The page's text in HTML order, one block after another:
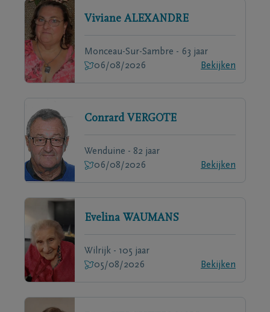
Viviane ALEXANDRE
Monceau-Sur-Sambre - 63 jaar
06/08/2026
Bekijken
Conrard VERGOTE
Wenduine - 82 jaar
06/08/2026
Bekijken
Evelina WAUMANS
Wilrijk - 105 jaar
05/08/2026
Bekijken